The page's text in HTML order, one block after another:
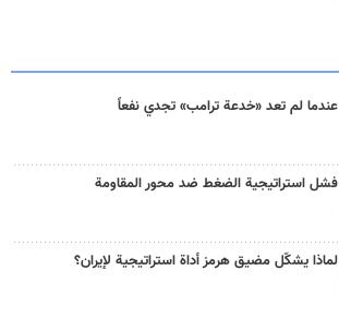
عندما لم تعد «خدعة ترامب» تجدي نفعاً
فشل استراتيجية الضغط ضد محور المقاومة
لماذا يشكّل مضيق هرمز أداة استراتيجية لإيران؟